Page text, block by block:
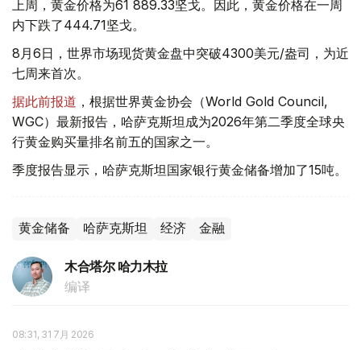
上周，黄金价格为61 889.33坚戈。因此，黄金价格在一周
内下跌了444.71坚戈。
8月6日，世界市场现货黄金盘中突破4300美元/盎司，为近
七周来首次。
据此前报道 ，根据世界黄金协会（World Gold Council,
WGC）最新报告，哈萨克斯坦成为2026年第二季度全球央
行黄金购买量排名前五的国家之一。
季度报告显示，哈萨克斯坦国家银行黄金储备增加了15吨。
黄金储备 哈萨克斯坦 经济 金融
木合塔尔 哈力木拉
编译
08:31, 31 7月 2026